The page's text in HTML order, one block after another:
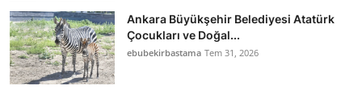
Ankara Büyükşehir Belediyesi Atatürk
Çocukları ve Doğal...
ebubekirbastama Tem 31, 2026